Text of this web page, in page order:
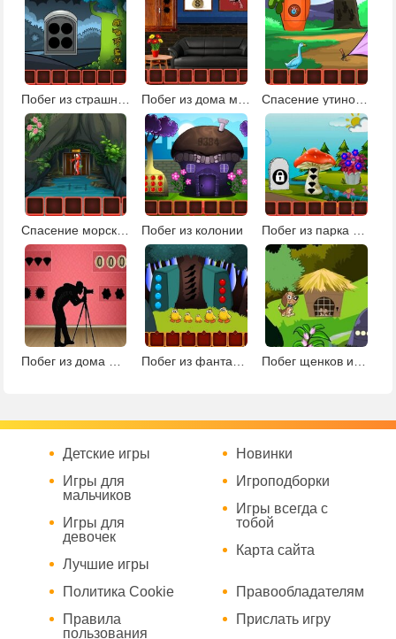
Спасение утиной семьи: эпизод 1
Спасение морского конька Побег из колонии
Детские игры
Игры для
мальчиков
Игры для
девочек
Лучшие игры
Новинки
Игроподборки
Игры всегда с
тобой
Карта сайта
Политика Cookie
Правила
пользования
Правообладателям
Прислать игру